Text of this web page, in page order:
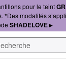
pour le teint
*Des modalités
SHADELOVE ▸